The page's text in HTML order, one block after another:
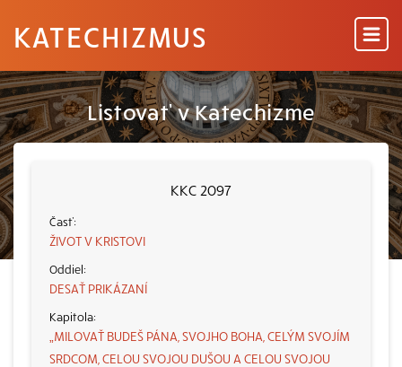
KATECHIZMUS
Listovať v Katechizme
KKC 2097
ŽIVOT V KRISTOVI
DESAŤ PRIKÁZANÍ
„MILOVAŤ BUDEŠ PÁNA, SVOJHO BOHA, CELÝM SVOJÍM
SRDCOM, CELOU SVOJOU DUŠOU A CELOU SVOJOU